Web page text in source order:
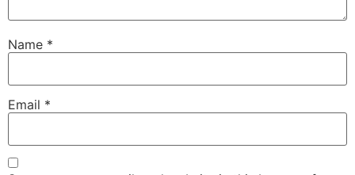
Name *
Email *